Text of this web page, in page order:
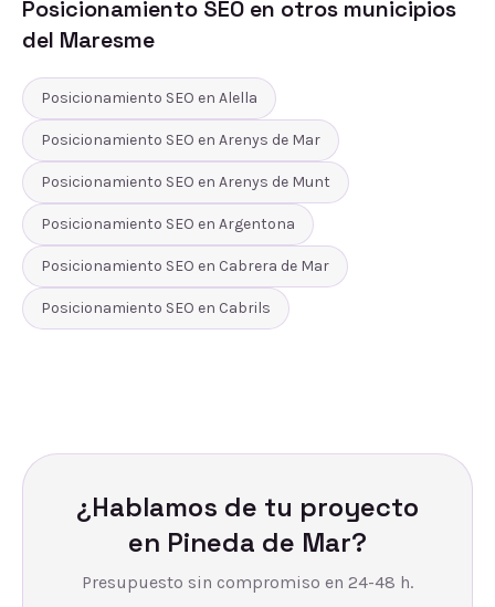
Posicionamiento SEO en otros municipios
del Maresme
Posicionamiento SEO en Alella
Posicionamiento SEO en Arenys de Mar
Posicionamiento SEO en Arenys de Munt
Posicionamiento SEO en Argentona
Posicionamiento SEO en Cabrera de Mar
Posicionamiento SEO en Cabrils
¿Hablamos de tu proyecto
en Pineda de Mar?
Presupuesto sin compromiso en 24-48 h.